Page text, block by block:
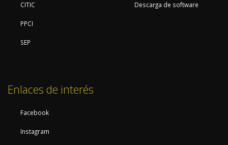
CITIC
PPCI
SEP
Descarga de software
Enlaces de interés
Facebook
Instagram